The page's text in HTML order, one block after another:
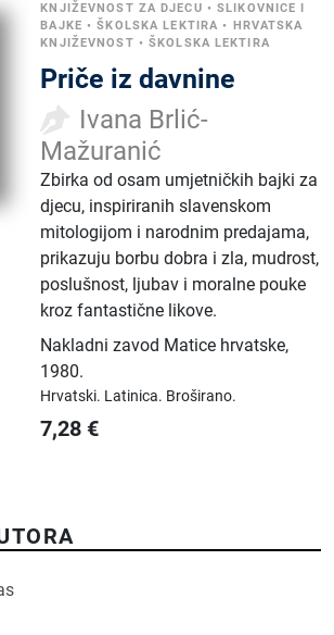
KNJIŽEVNOST ZA DJECU •SLIKOVNICE I
BAJKE •ŠKOLSKA LEKTIRA •
HRVATSKA
KNJIŽEVNOST •ŠKOLSKA LEKTIRA
Priče iz davnine
Ivana Brlić-
Mažuranić
Zbirka od osam umjetničkih bajki za
djecu, inspiriranih slavenskom
mitologijom i narodnim predajama,
prikazuju borbu dobra i zla, mudrost,
poslušnost, ljubav i moralne pouke
kroz fantastične likove.
Nakladni zavod Matice hrvatske,
1980.
Hrvatski. Latinica. Broširano.
7,28 €